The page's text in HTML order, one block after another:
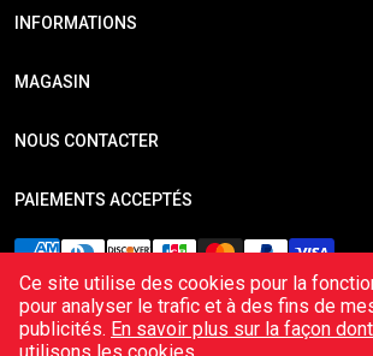
INFORMATIONS
MAGASIN
NOUS CONTACTER
PAIEMENTS ACCEPTÉS
Ce site utilise des cookies pour la
pour analyser le trafic et à des fins de
publicités. En savoir plus sur la façon